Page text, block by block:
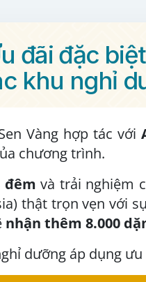
đãi đặc
khu nghỉ
Vàng hợp tác với
chương trình.
đêm và trải nghiệm
thật trọn vẹn với
nhận thêm 8.000
dưỡng áp dụng